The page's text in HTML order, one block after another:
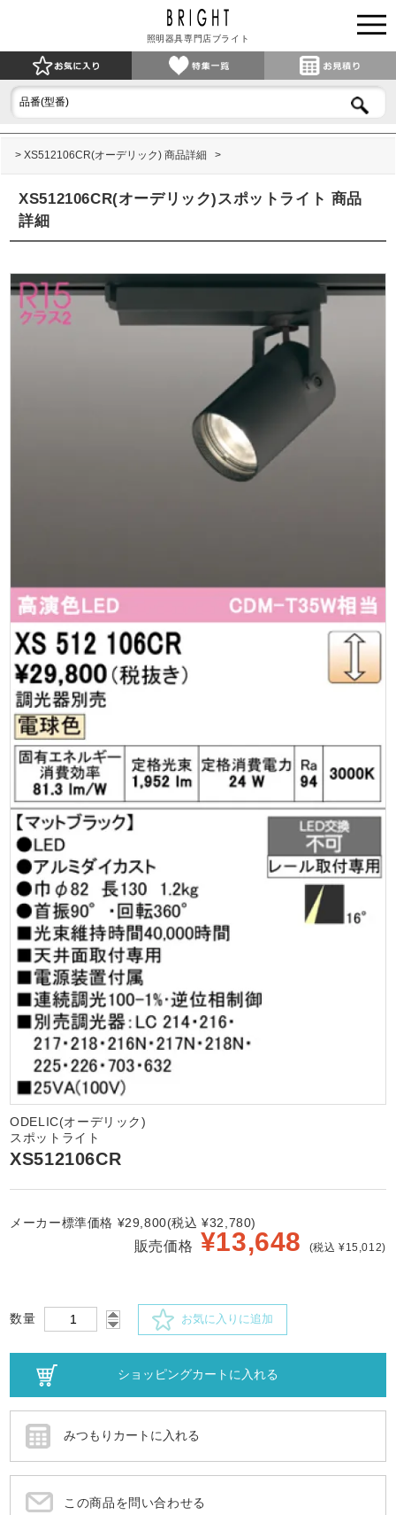
照明器具専門店ブライト
XS512106CR(オーデリック) 商品詳細
XS512106CR(オーデリック)スポットライト 商品
詳細
ODELIC(オーデリック)
スポットライト
XS512106CR
メーカー標準価格 ¥29,800(税込 ¥32,780)
販売価格 ¥13,648 (税込 ¥15,012)
数量 お気に入りに追加
この商品を問い合わせる